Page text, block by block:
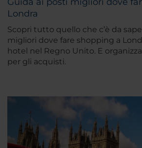
Londra
Scopri tutto quello che c’è da
migliori dove fare shopping a
hotel nel Regno Unito. E
per gli acquisti.